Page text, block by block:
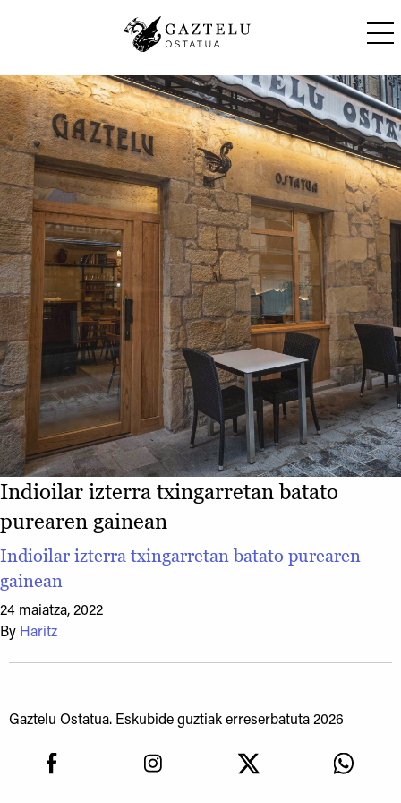
Indioilar izterra txingarretan batato
purearen gainean
Indioilar izterra txingarretan batato purearen
gainean
24 maiatza, 2022
By Haritz
Gaztelu Ostatua. Eskubide guztiak erreserbatuta 2026